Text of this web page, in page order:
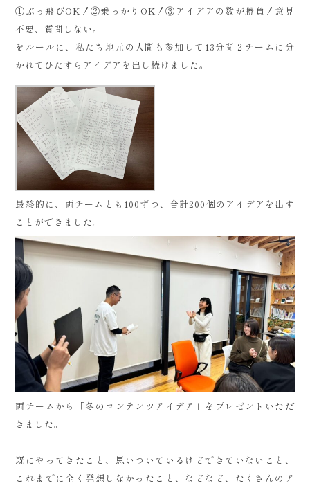
①ぶっ飛びOK！②乗っかりOK！③アイデアの数が勝負！意見
不要、質問しない。
をルールに、私たち地元の人間も参加して13分間２チームに分
かれてひたすらアイデアを出し続けました。
最終的に、両チームとも100ずつ、合計200個のアイデアを出す
ことができました。
両チームから「冬のコンテンツアイデア」をプレゼントいただ
きました。
既にやってきたこと、思いついているけどできていないこと、
これまでに全く発想しなかったこと、などなど、たくさんのア